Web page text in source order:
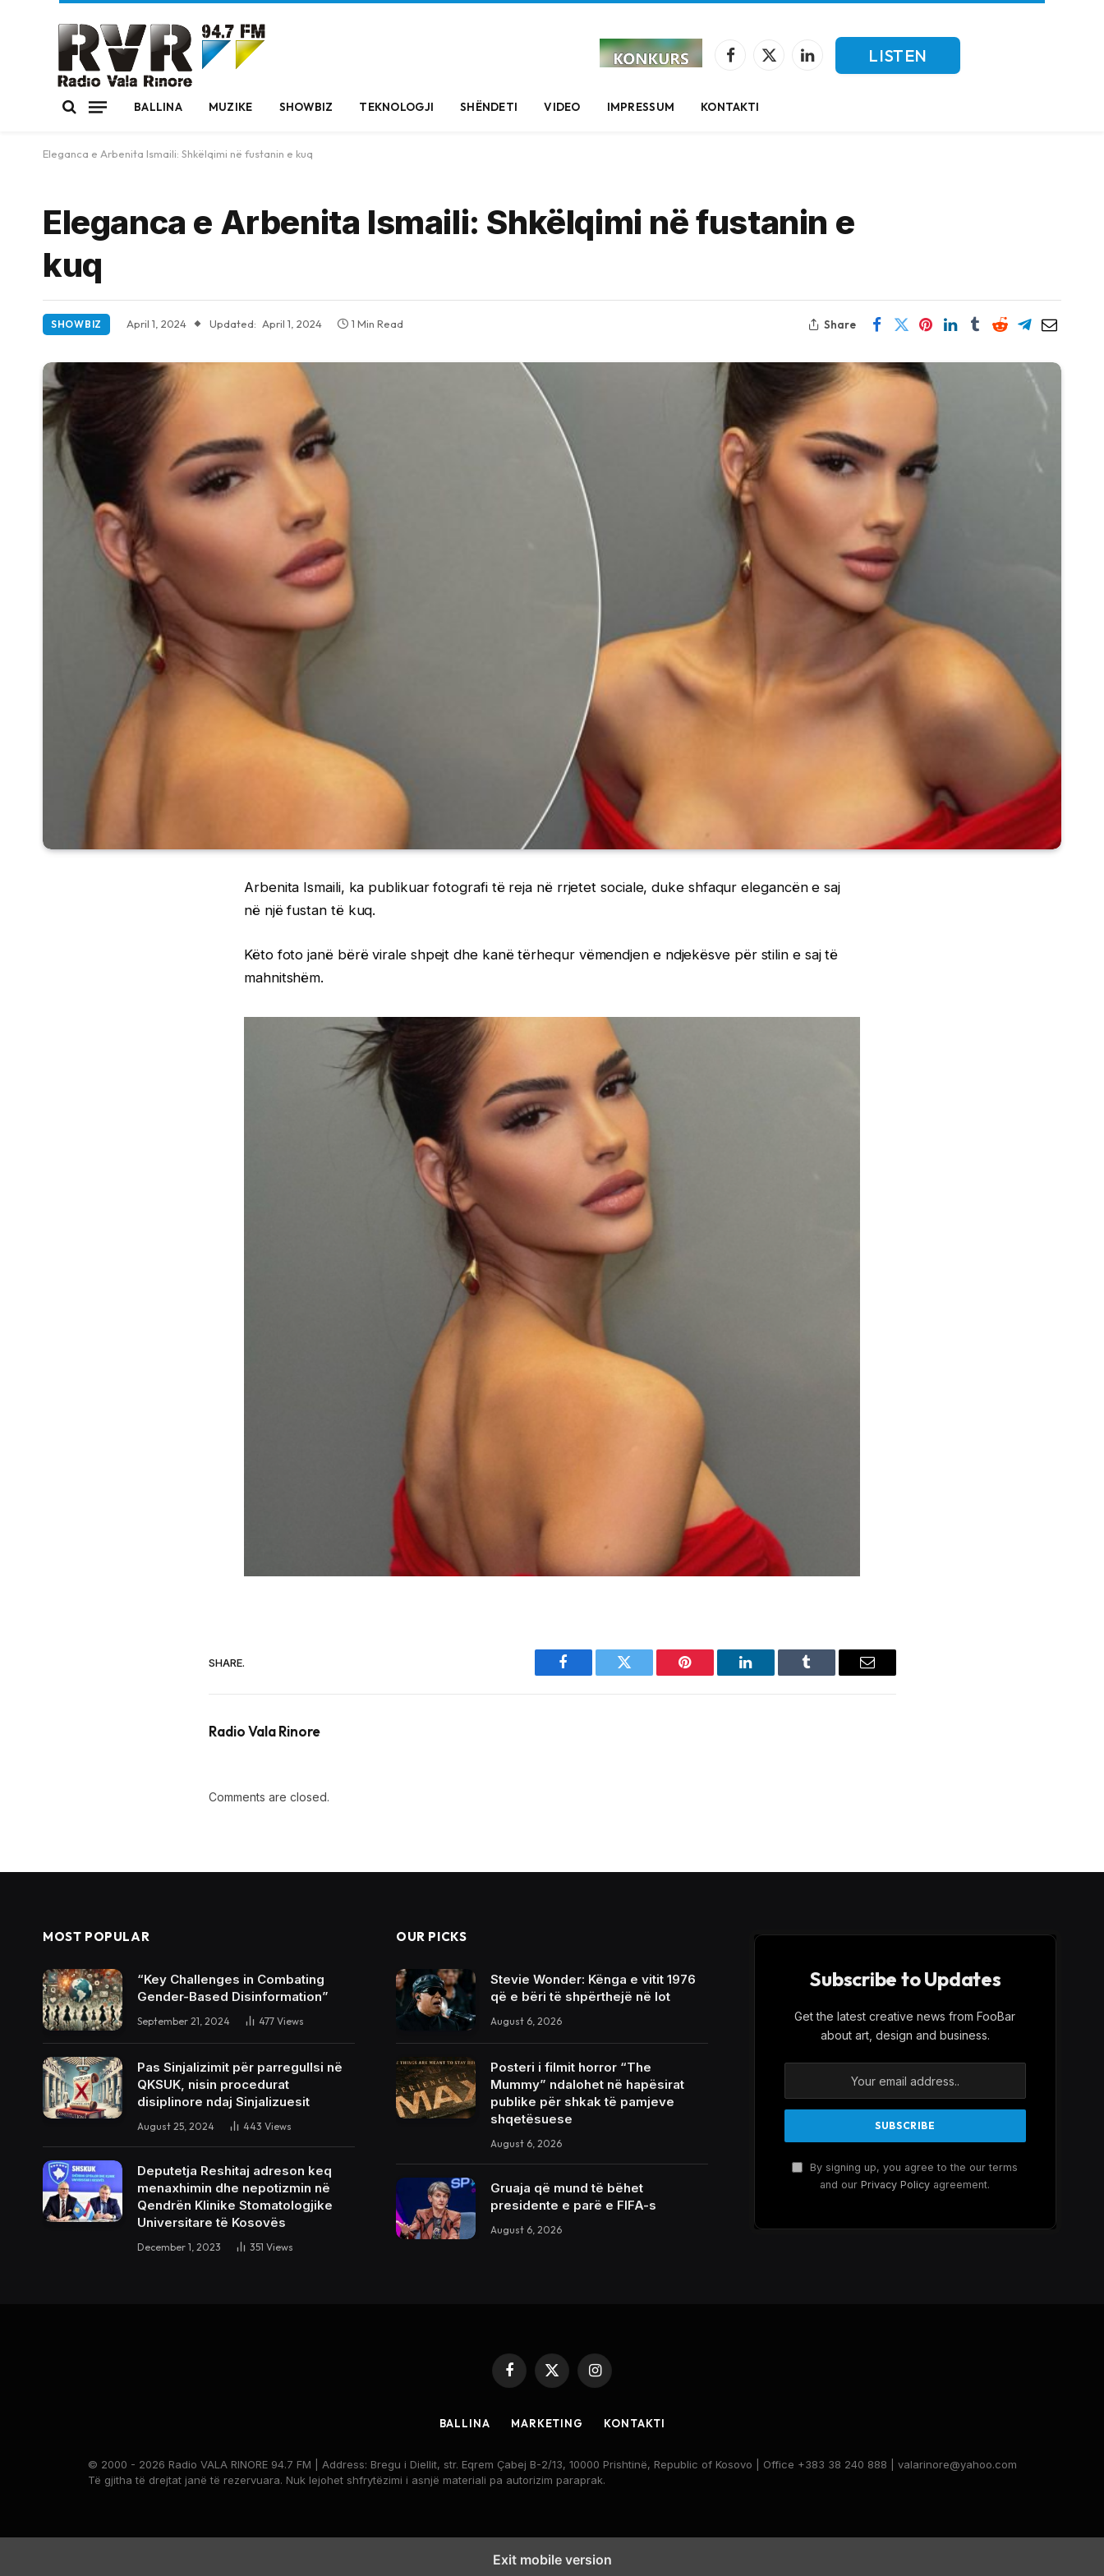
Facebook
X
LinkedIn
LISTEN
BALLINA MUZIKE SHOWBIZ TEKNOLOGJI SHËNDETI VIDEO IMPRESSUM KONTAKTI
Eleganca e Arbenita Ismaili: Shkëlqimi në fustanin e kuq
Eleganca e Arbenita Ismaili: Shkëlqimi në fustanin e
kuq
SHOWBIZ April 1, 2024 Updated: April 1, 2024 1 Min Read Share
Arbenita Ismaili, ka publikuar fotografi të reja në rrjetet sociale, duke shfaqur elegancën e saj
në një fustan të kuq.
Këto foto janë bërë virale shpejt dhe kanë tërhequr vëmendjen e ndjekësve për stilin e saj të
mahnitshëm.
SHARE.
Facebook Twitter Pinterest LinkedIn Tumblr Email
Radio Vala Rinore
Comments are closed.
MOST POPULAR
“Key Challenges in Combating
Gender-Based Disinformation”
September 21, 2024 477 Views
Pas Sinjalizimit për parregullsi në
QKSUK, nisin procedurat
disiplinore ndaj Sinjalizuesit
August 25, 2024 443 Views
Deputetja Reshitaj adreson keq
menaxhimin dhe nepotizmin në
Qendrën Klinike Stomatologjike
Universitare të Kosovës
December 1, 2023 351 Views
OUR PICKS
Stevie Wonder: Kënga e vitit 1976
që e bëri të shpërthejë në lot
August 6, 2026
Posteri i filmit horror “The
Mummy” ndalohet në hapësirat
publike për shkak të pamjeve
shqetësuese
August 6, 2026
Gruaja që mund të bëhet
presidente e parë e FIFA-s
August 6, 2026
Subscribe to Updates
Get the latest creative news from FooBar
about art, design and business.
By signing up, you agree to the our terms
and ourPrivacy Policy agreement.
Facebook
X
(Twitter)
Instagram
BALLINA MARKETING KONTAKTI
© 2000 - 2026 Radio VALA RINORE 94.7 FM | Address: Bregu i Diellit, str. Eqrem Çabej B-2/13, 10000 Prishtinë, Republic of Kosovo | Office +383 38 240 888 | valarinore@yahoo.com
Të gjitha të drejtat janë të rezervuara. Nuk lejohet shfrytëzimi i asnjë materiali pa autorizim paraprak.
Exit mobile version